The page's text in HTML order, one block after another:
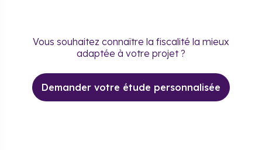
Vous souhaitez connaître la fiscalité la mieux
adaptée à votre projet ?
Demander votre étude personnalisée